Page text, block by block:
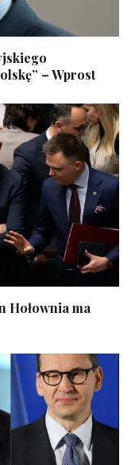
– Wprost
Hołownia ma